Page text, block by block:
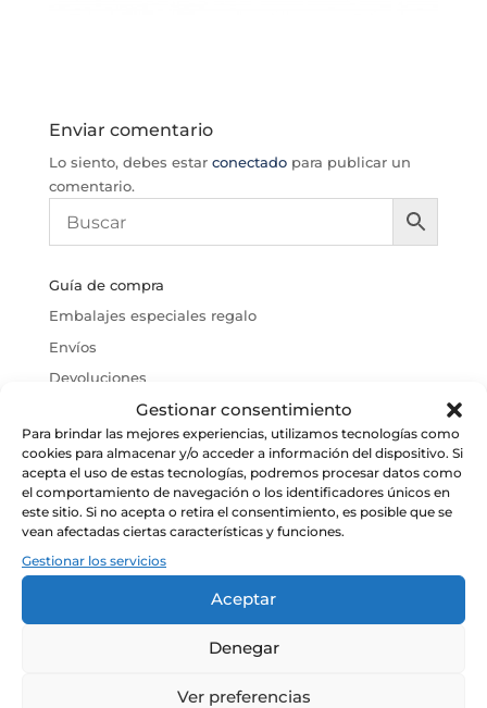
Gestionar consentimiento
Para brindar las mejores experiencias, utilizamos tecnologías como
cookies para almacenar y/o acceder a información del dispositivo. Si
acepta el uso de estas tecnologías, podremos procesar datos como
el comportamiento de navegación o los identificadores únicos en
este sitio. Si no acepta o retira el consentimiento, es posible que se
vean afectadas ciertas características y funciones.
Gestionar los servicios
Aceptar
Denegar
Ver preferencias
Enviar comentario
Lo siento, debes estar conectadopara publicar un
comentario.
Guía de compra
Embalajes especiales regalo
Envíos
Devoluciones
Política de cookies
Condiciones Generales de Venta
Aviso Legal